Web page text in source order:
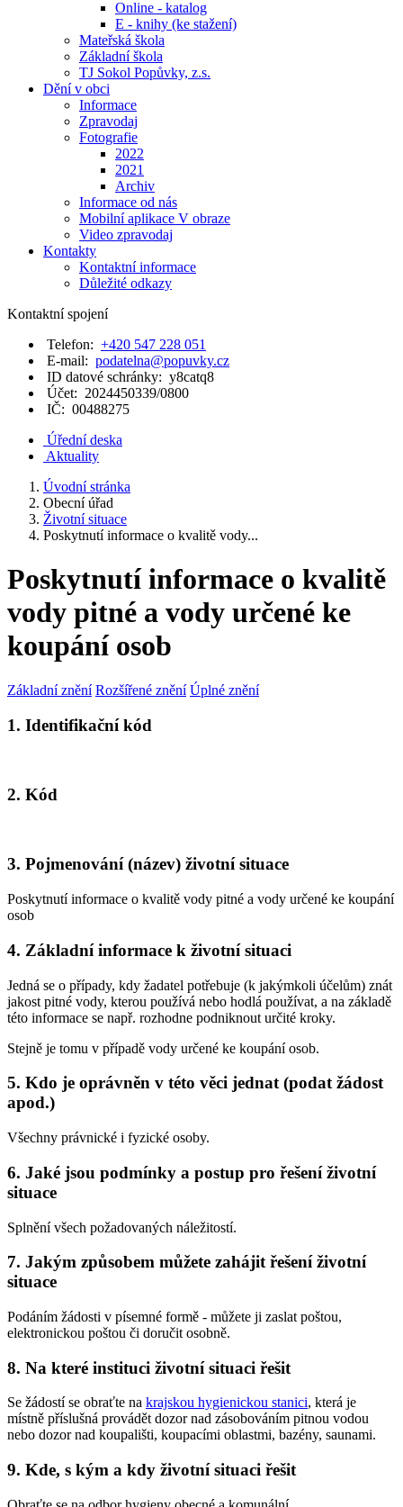
Online - katalog
E - knihy (ke stažení)
Mateřská škola
Základní škola
TJ Sokol Popůvky, z.s.
Dění v obci
Informace
Zpravodaj
Fotografie
2022
2021
Archiv
Informace od nás
Mobilní aplikace V obraze
Video zpravodaj
Kontakty
Kontaktní informace
Důležité odkazy
Kontaktní spojení
Telefon: +420 547 228 051
E-mail: podatelna@popuvky.cz
ID datové schránky: y8catq8
Účet: 2024450339/0800
IČ: 00488275
Úřední deska
Aktuality
Úvodní stránka
Obecní úřad
Životní situace
Poskytnutí informace o kvalitě vody...
Poskytnutí informace o kvalitě
vody pitné a vody určené ke
koupání osob
Základní znění Rozšířené znění Úplné znění
1. Identifikační kód
2. Kód
3. Pojmenování (název) životní situace
Poskytnutí informace o kvalitě vody pitné a vody určené ke koupání
osob
4. Základní informace k životní situaci
Jedná se o případy, kdy žadatel potřebuje (k jakýmkoli účelům) znát
jakost pitné vody, kterou používá nebo hodlá používat, a na základě
této informace se např. rozhodne podniknout určité kroky.
Stejně je tomu v případě vody určené ke koupání osob.
5. Kdo je oprávněn v této věci jednat (podat žádost
apod.)
Všechny právnické i fyzické osoby.
6. Jaké jsou podmínky a postup pro řešení životní
situace
Splnění všech požadovaných náležitostí.
7. Jakým způsobem můžete zahájit řešení životní
situace
Podáním žádosti v písemné formě - můžete ji zaslat poštou,
elektronickou poštou či doručit osobně.
8. Na které instituci životní situaci řešit
Se žádostí se obraťte na krajskou hygienickou stanici, která je
místně příslušná provádět dozor nad zásobováním pitnou vodou
nebo dozor nad koupališti, koupacími oblastmi, bazény, saunami.
9. Kde, s kým a kdy životní situaci řešit